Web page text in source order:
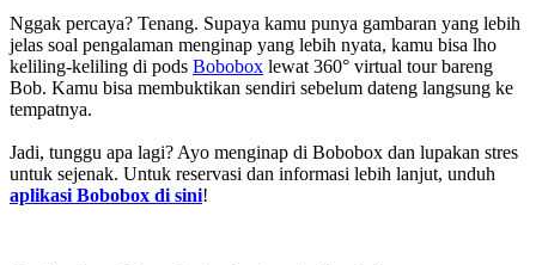
Nggak percaya? Tenang. Supaya kamu punya gambaran yang lebih
jelas soal pengalaman menginap yang lebih nyata, kamu bisa lho
keliling-keliling di pods Bobobox lewat 360° virtual tour bareng
Bob. Kamu bisa membuktikan sendiri sebelum dateng langsung ke
tempatnya.
Jadi, tunggu apa lagi? Ayo menginap di Bobobox dan lupakan stres
untuk sejenak. Untuk reservasi dan informasi lebih lanjut, unduh
aplikasi Bobobox di sini!